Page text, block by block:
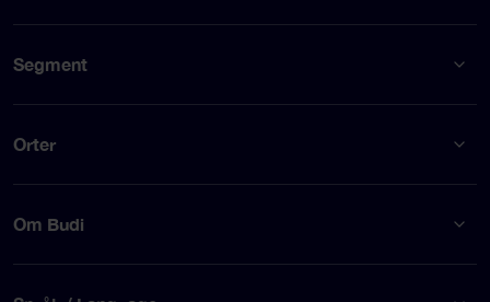
Segment
Orter
Om Budi